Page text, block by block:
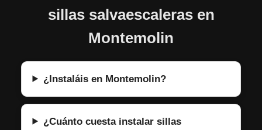
sillas salvaescaleras en
Montemolin
¿Instaláis en Montemolin?
¿Cuánto cuesta instalar sillas